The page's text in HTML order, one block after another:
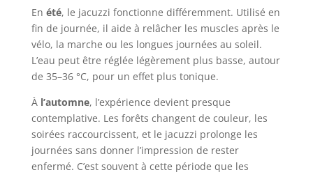
En été, le jacuzzi fonctionne différemment. Utilisé en
fin de journée, il aide à relâcher les muscles après le
vélo, la marche ou les longues journées au soleil.
L’eau peut être réglée légèrement plus basse, autour
de 35–36 °C, pour un effet plus tonique.
À l’automne, l’expérience devient presque
contemplative. Les forêts changent de couleur, les
soirées raccourcissent, et le jacuzzi prolonge les
journées sans donner l’impression de rester
enfermé. C’est souvent à cette période que les